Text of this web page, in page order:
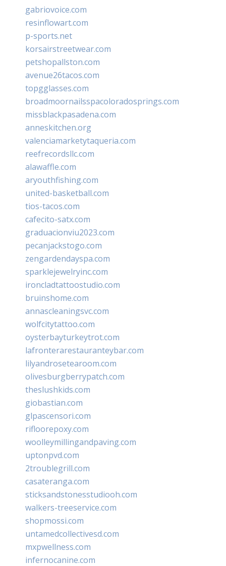
gabriovoice.com
resinflowart.com
p-sports.net
korsairstreetwear.com
petshopallston.com
avenue26tacos.com
topgglasses.com
broadmoornailsspacoloradosprings.com
missblackpasadena.com
anneskitchen.org
valenciamarketytaqueria.com
reefrecordsllc.com
alawaffle.com
aryouthfishing.com
united-basketball.com
tios-tacos.com
cafecito-satx.com
graduacionviu2023.com
pecanjackstogo.com
zengardendayspa.com
sparklejewelryinc.com
ironcladtattoostudio.com
bruinshome.com
annascleaningsvc.com
wolfcitytattoo.com
oysterbayturkeytrot.com
lafronterarestauranteybar.com
lilyandrosetearoom.com
olivesburgberrypatch.com
theslushkids.com
giobastian.com
glpascensori.com
rifloorepoxy.com
woolleymillingandpaving.com
uptonpvd.com
2troublegrill.com
casateranga.com
sticksandstonesstudiooh.com
walkers-treeservice.com
shopmossi.com
untamedcollectivesd.com
mxpwellness.com
infernocanine.com